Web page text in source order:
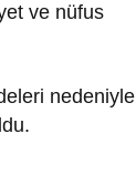
ve nüfus
nedeniyle